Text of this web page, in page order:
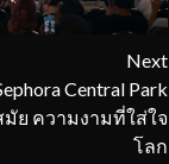
Next
Central Park
ย ความงามที่ใส่ใจ
โลก